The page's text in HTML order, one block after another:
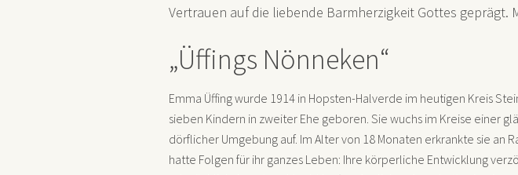
Vertrauen auf die liebende Barmherzigkeit Gottes
„Üffings Nönneken“
Emma Üffing wurde 1914 in Hopsten-Halverde im heutigen Kreis
sieben Kindern in zweiter Ehe geboren. Sie wuchs im Kreise einer
dörflicher Umgebung auf. Im Alter von 18 Monaten erkrankte sie an
hatte Folgen für ihr ganzes Leben: Ihre körperliche Entwicklung